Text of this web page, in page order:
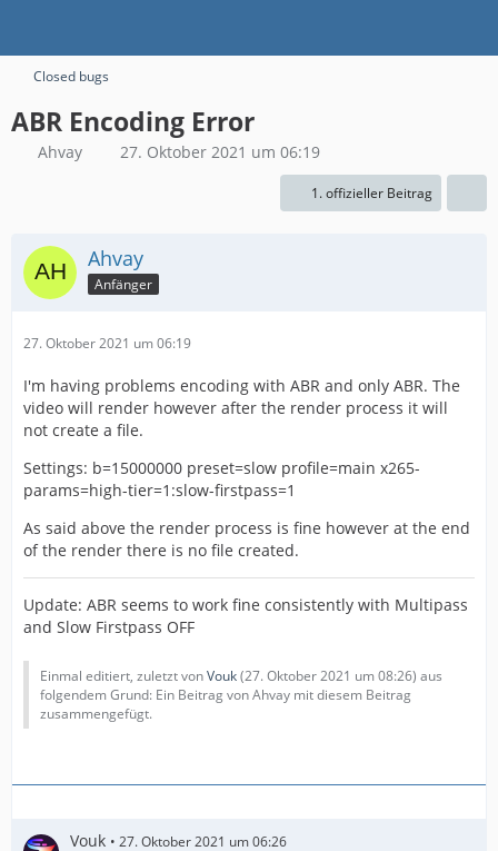
Closed bugs
ABR Encoding Error
Ahvay 27. Oktober 2021 um 06:19
1. offizieller Beitrag
Ahvay
Anfänger
27. Oktober 2021 um 06:19
I'm having problems encoding with ABR and only ABR. The
video will render however after the render process it will
not create a file.
Settings: b=15000000 preset=slow profile=main x265-
params=high-tier=1:slow-firstpass=1
As said above the render process is fine however at the end
of the render there is no file created.
Update: ABR seems to work fine consistently with Multipass
and Slow Firstpass OFF
Einmal editiert, zuletzt vonVouk(27. Oktober 2021 um 08:26) aus
folgendem Grund: Ein Beitrag von Ahvay mit diesem Beitrag
zusammengefügt.
Vouk 27. Oktober 2021 um 06:26